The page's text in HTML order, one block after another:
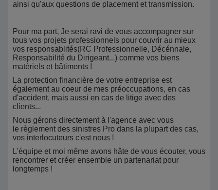
ainsi qu'aux questions de placement et transmission.
Pour ma part, Je serai ravi de vous accompagner sur
tous vos projets professionnels pour couvrir au mieux
vos responsablités(RC Professionnelle, Décénnale,
Responsabilité du Dirigeant...) comme vos biens
matériels et bâtiments !
La protection financière de votre entreprise est
également au coeur de mes préoccupations, en cas
d'accident, mais aussi en cas de litige avec des
clients...
Nous gérons directement à l'agence avec vous
le règlement des sinistres Pro dans la plupart des cas,
vos interlocuteurs c'est nous !
L'équipe et moi même avons hâte de vous écouter, vous
rencontrer et créer ensemble un partenariat pour
longtemps !